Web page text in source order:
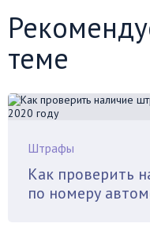
теме
Штрафы
Как проверить
по номеру